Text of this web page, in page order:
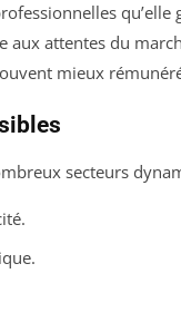
aux attentes du
mieux
secteurs